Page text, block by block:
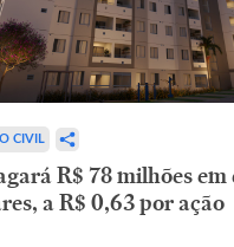
CIVIL
R$ 78 milhões
a R$ 0,63 por ação